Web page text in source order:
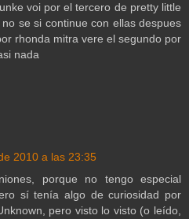
voi por el tercero de pretty little
se si continue con ellas despues
rhonda mitra vere el segundo por
nada
2010 a las 23:35
porque no tengo especial
sí tenía algo de curiosidad por
pero visto lo visto (o leído,